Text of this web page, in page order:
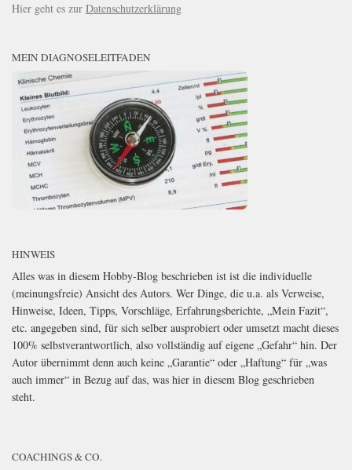
Hier geht es zur Datenschutzerklärung
MEIN DIAGNOSELEITFADEN
HINWEIS
Alles was in diesem Hobby-Blog beschrieben ist ist die individuelle
(meinungsfreie) Ansicht des Autors. Wer Dinge, die u.a. als Verweise,
Hinweise, Ideen, Tipps, Vorschläge, Erfahrungsberichte, „Mein Fazit“,
etc. angegeben sind, für sich selber ausprobiert oder umsetzt macht dieses
100% selbstverantwortlich, also vollständig auf eigene „Gefahr“ hin. Der
Autor übernimmt denn auch keine „Garantie“ oder „Haftung“ für „was
auch immer“ in Bezug auf das, was hier in diesem Blog geschrieben
steht.
COACHINGS & CO.